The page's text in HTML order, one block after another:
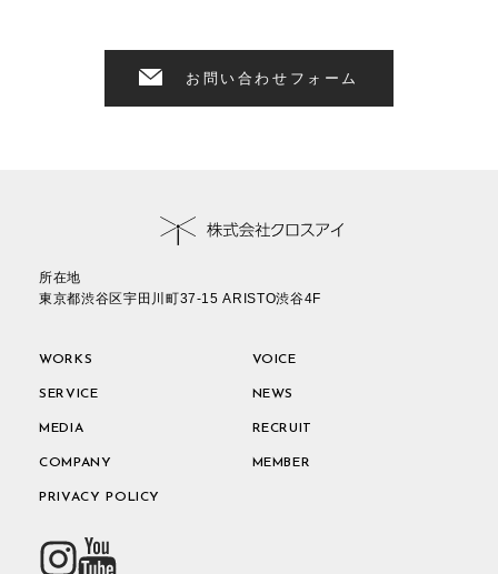
お問い合わせフォーム
所在地
東京都渋谷区宇田川町37-15 ARISTO渋谷4F
WORKS VOICE
SERVICE NEWS
MEDIA RECRUIT
COMPANY MEMBER
PRIVACY POLICY